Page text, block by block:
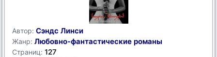
Автор: Сэндс Линси
Жанр: Любовно-фантастические романы
Страниц: 127